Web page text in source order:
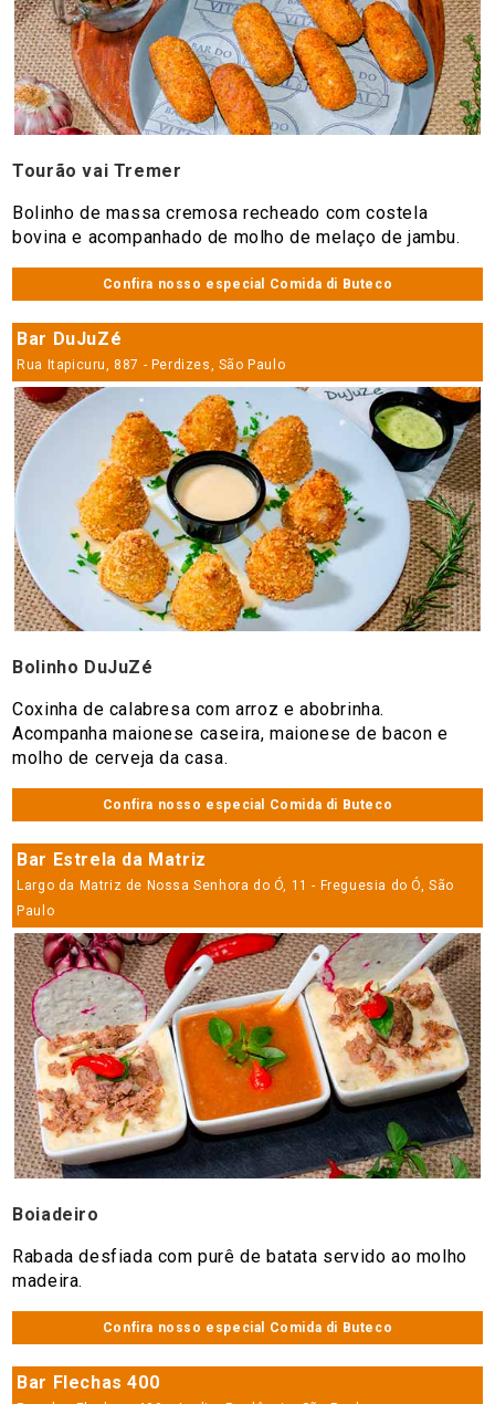
Tourão vai Tremer
Bolinho de massa cremosa recheado com costela
bovina e acompanhado de molho de melaço de jambu.
Confira nosso especial Comida di Buteco
Bar DuJuZé
Rua Itapicuru, 887 - Perdizes, São Paulo
Bolinho DuJuZé
Coxinha de calabresa com arroz e abobrinha.
Acompanha maionese caseira, maionese de bacon e
molho de cerveja da casa.
Confira nosso especial Comida di Buteco
Bar Estrela da Matriz
Largo da Matriz de Nossa Senhora do Ó, 11 - Freguesia do Ó, São
Paulo
Boiadeiro
Rabada desfiada com purê de batata servido ao molho
madeira.
Confira nosso especial Comida di Buteco
Bar Flechas 400